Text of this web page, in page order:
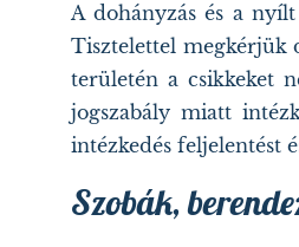
A dohányzás és a
Tisztelettel megkérjük
területén a csikkeket
jogszabály miatt
intézkedés feljelentést
Szobák,